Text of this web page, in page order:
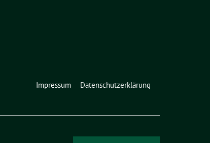
Impressum Datenschutzerklärung